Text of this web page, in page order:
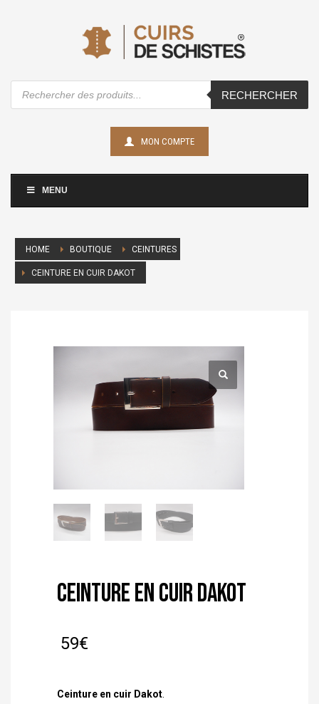
Recherche
de
produits
RECHERCHER
MON COMPTE
MENU
HOME BOUTIQUE CEINTURES
CEINTURE EN CUIR DAKOT
Ceinture en cuir Dakot
59€
Ceinture en cuir Dakot